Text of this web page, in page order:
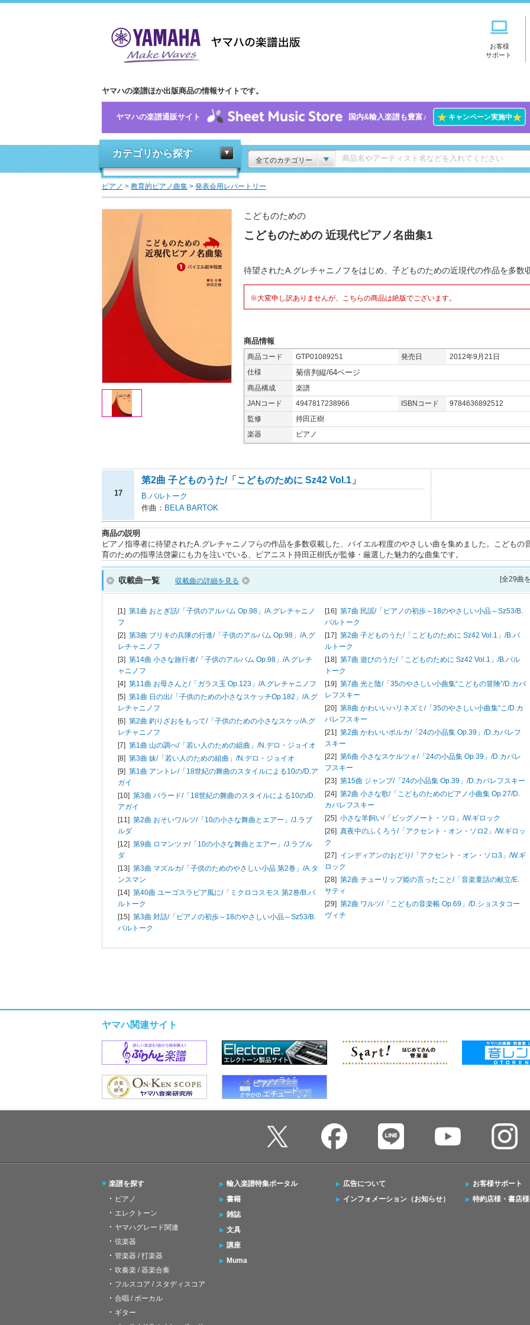
お客様
サポート
ヤマハの楽譜ほか出版商品の情報サイトです。
ヤマハの楽譜通販サイト 国内&輸入楽譜も豊富♪ ★キャンペーン実施中★
カテゴリから探す
全てのカテゴリー
ピアノ > 教育的ピアノ曲集 > 発表会用レパートリー
こどものための
こどものための 近現代ピアノ名曲集1
待望されたA.グレチャニノフをはじめ、子どものための近現代の作品を多数
※大変申し訳ありませんが、こちらの商品は絶版でございます。
商品情報
商品コード GTP01089251 発売日
2012年9月21日
仕様
菊倍判縦/64ページ
商品構成
楽譜
JANコード
4947817238966 ISBNコード
9784636892512
監修
持田正樹
楽器
ピアノ
17
第2曲 子どものうた/「こどものために Sz42 Vol.1」
B.バルトーク
作曲： BELA BARTOK
商品の説明
ピアノ指導者に待望されたA.グレチャニノフらの作品を多数収載した、バイエル程度のやさしい曲を集めました。こどもの
育のための指導法啓蒙にも力を注いでいる、ピアニスト持田正樹氏が監修・厳選した魅力的な曲集です。
収載曲一覧 収載曲の詳細を見る [全29曲
[1] 第1曲 おとぎ話/「子供のアルバム Op.98」/A.グレチャニノ
フ
[2] 第3曲 ブリキの兵隊の行進/「子供のアルバム Op.98」/A.グ
レチャニノフ
[3] 第14曲 小さな旅行者/「子供のアルバム Op.98」/A.グレチ
ャニノフ
[4] 第11曲 お母さんと/「ガラス玉 Op.123」/A.グレチャニノフ
[5] 第1曲 日の出/「子供のための小さなスケッチOp.182」/A.グ
レチャニノフ
[6] 第2曲 釣りざおをもって/「子供のための小さなスケッ/A.グ
レチャニノフ
[7] 第1曲 山の調べ/「若い人のための組曲」/N.デロ・ジョイオ
[8] 第3曲 妹/「若い人のための組曲」/N.デロ・ジョイオ
[9] 第1曲 アントレ/「18世紀の舞曲のスタイルによる10の/D.ア
ガイ
[10] 第3曲 バラード/「18世紀の舞曲のスタイルによる10の/D.
アガイ
[11] 第2曲 おそいワルツ/「10の小さな舞曲とエアー」/J.ラブ
ルダ
[12] 第9曲 ロマンツァ/「10の小さな舞曲とエアー」/J.ラブル
ダ
[13] 第3曲 マズルカ/「子供のためのやさしい小品 第2巻」/A.タ
ンスマン
[14] 第40曲 ユーゴスラビア風に/「ミクロコスモス 第2巻/B.バ
ルトーク
[15] 第3曲 対話/「ピアノの初歩～18のやさしい小品～Sz53/B.
バルトーク
[16] 第7曲 民謡/「ピアノの初歩～18のやさしい小品～Sz53/B.
バルトーク
[17] 第2曲 子どものうた/「こどものために Sz42 Vol.1」/B.バ
ルトーク
[18] 第7曲 遊びのうた/「こどものために Sz42 Vol.1」/B.バル
トーク
[19] 第7曲 光と陰/「35のやさしい小曲集“こどもの冒険”/D.カバ
レフスキー
[20] 第8曲 かわいいハリネズミ/「35のやさしい小曲集“こ/D.カ
バレフスキー
[21] 第2曲 かわいいポルカ/「24の小品集 Op.39」/D.カバレフ
スキー
[22] 第6曲 小さなスケルツォ/「24の小品集 Op.39」/D.カバレ
フスキー
[23] 第15曲 ジャンプ/「24の小品集 Op.39」/D.カバレフスキー
[24] 第2曲 小さな歌/「こどものためのピアノ小曲集 Op.27/D.
カバレフスキー
[25] 小さな羊飼い/「ビッグノート・ソロ」/W.ギロック
[26] 真夜中のふくろう/「アクセント・オン・ソロ2」/W.ギロッ
ク
[27] インディアンのおどり/「アクセント・オン・ソロ3」/W.ギ
ロック
[28] 第2曲 チューリップ姫の言ったこと/「音楽童話の献立/E.
サティ
[29] 第2曲 ワルツ/「こどもの音楽帳 Op.69」/D.ショスタコー
ヴィチ
ヤマハ関連サイト
楽譜を探す
ピアノ
エレクトーン
ヤマハグレード関連
弦楽器
管楽器 / 打楽器
吹奏楽 / 器楽合奏
フルスコア / スタディスコア
合唱 / ボーカル
ギター
輸入楽譜特集ポータル
書籍
雑誌
文具
講座
Muma
広告について
インフォメーション（お知らせ）
お客様サポート
特約店様・書店